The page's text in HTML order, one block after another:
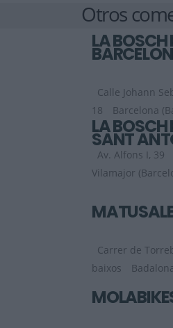
Otros
LA BOSCH
Calle Johann
18
Barcelona
LA BOSCH
SANT
Av. Alfons I, 39
Vilamajor
Carrer de
baixos